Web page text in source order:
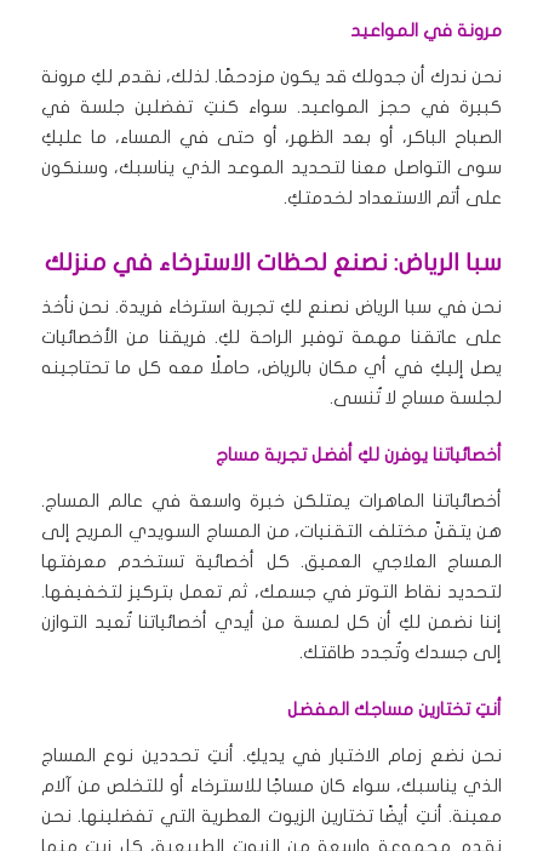
مرونة في المواعيد
نحن ندرك أن جدولك قد يكون مزدحمًا. لذلك، نقدم لكِ مرونة
كبيرة في حجز المواعيد. سواء كنتِ تفضلين جلسة في
الصباح الباكر، أو بعد الظهر، أو حتى في المساء، ما عليكِ
سوى التواصل معنا لتحديد الموعد الذي يناسبك، وسنكون
على أتم الاستعداد لخدمتكِ.
سبا الرياض: نصنع لحظات الاسترخاء في منزلك
نحن في سبا الرياض نصنع لكِ تجربة استرخاء فريدة. نحن نأخذ
على عاتقنا مهمة توفير الراحة لكِ. فريقنا من الأخصائيات
يصل إليكِ في أي مكان بالرياض، حاملًا معه كل ما تحتاجينه
لجلسة مساج لا تُنسى.
أخصائياتنا يوفرن لكِ أفضل تجربة مساج
أخصائياتنا الماهرات يمتلكن خبرة واسعة في عالم المساج.
هن يتقنّ مختلف التقنيات، من المساج السويدي المريح إلى
المساج العلاجي العميق. كل أخصائية تستخدم معرفتها
لتحديد نقاط التوتر في جسمك، ثم تعمل بتركيز لتخفيفها.
إننا نضمن لكِ أن كل لمسة من أيدي أخصائياتنا تُعيد التوازن
إلى جسدك وتُجدد طاقتك.
أنتِ تختارين مساجك المفضل
نحن نضع زمام الاختيار في يديكِ. أنتِ تحددين نوع المساج
الذي يناسبك، سواء كان مساجًا للاسترخاء أو للتخلص من آلام
معينة. أنتِ أيضًا تختارين الزيوت العطرية التي تفضلينها. نحن
نقدم مجموعة واسعة من الزيوت الطبيعية، كل زيت منها